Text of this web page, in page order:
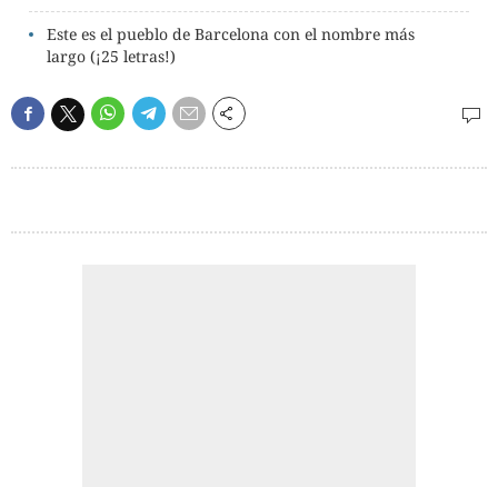
Este es el pueblo de Barcelona con el nombre más
largo (¡25 letras!)